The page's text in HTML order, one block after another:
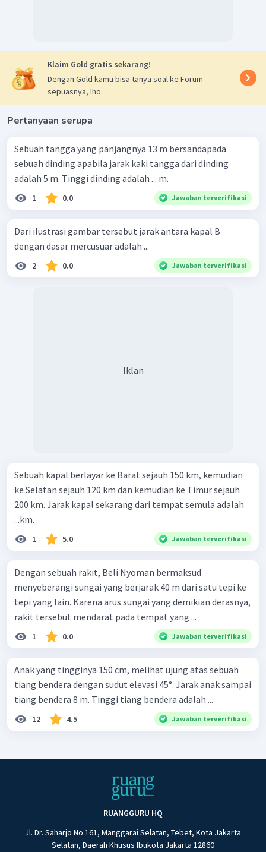
Klaim Gold gratis sekarang!
Dengan Gold kamu bisa tanya soal ke Forum
sepuasnya, lho.
Pertanyaan serupa
Sebuah tangga yang panjangnya 13 m bersandapada
sebuah dinding apabila jarak kaki tangga dari dinding
adalah 5 m. Tinggi dinding adalah ... m.
1 0.0 Jawaban terverifikasi
Dari ilustrasi gambar tersebut jarak antara kapal B
dengan dasar mercusuar adalah ...
2 0.0 Jawaban terverifikasi
Iklan
Sebuah kapal berlayar ke Barat sejauh 150 km, kemudian
ke Selatan sejauh 120 km dan kemudian ke Timur sejauh
200 km. Jarak kapal sekarang dari tempat semula adalah
...km.
1 5.0 Jawaban terverifikasi
Dengan sebuah rakit, Beli Nyoman bermaksud
menyeberangi sungai yang berjarak 40 m dari satu tepi ke
tepi yang lain. Karena arus sungai yang demikian derasnya,
rakit tersebut mendarat pada tempat yang ...
1 0.0 Jawaban terverifikasi
Anak yang tingginya 150 cm, melihat ujung atas sebuah
tiang bendera dengan sudut elevasi 45°. Jarak anak sampai
tiang bendera 8 m. Tinggi tiang bendera adalah ...
12 4.5 Jawaban terverifikasi
RUANGGURU HQ
Jl. Dr. Saharjo No.161, Manggarai Selatan, Tebet, Kota Jakarta
Selatan, Daerah Khusus Ibukota Jakarta 12860